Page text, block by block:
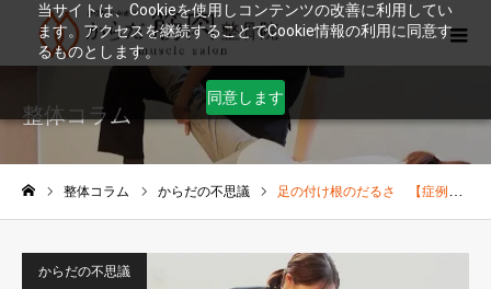
当サイトは、Cookieを使用しコンテンツの改善に利用してい
ます。アクセスを継続することでCookie情報の利用に同意す
るものとします。
同意します
整体コラム
整体コラム からだの不思議 足の付け根のだるさ 【症例報告】
からだの不思議